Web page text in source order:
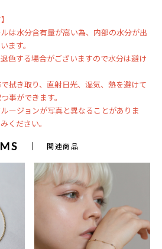
は水分含有量が高い為、内部の水分が出
ます。
色する場合がございますので水分は避け
拭き取り、直射日光、湿気、熱を避けて
事ができます。
ージョンが写真と異なることがありま
ください。
関連商品